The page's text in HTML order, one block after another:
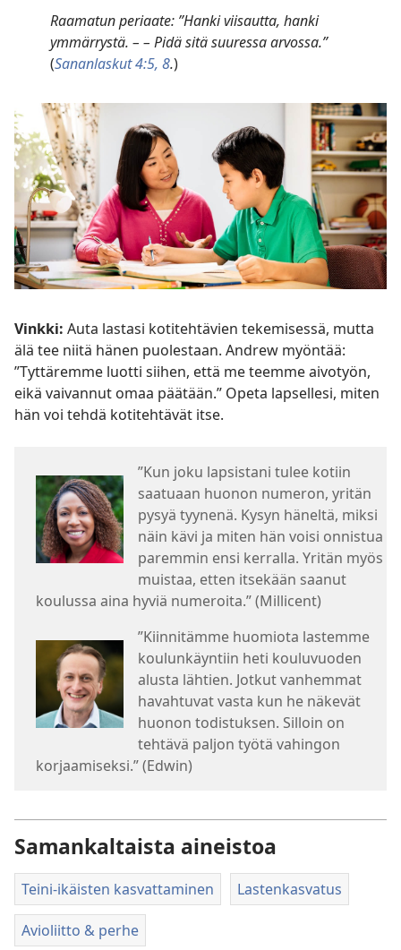
Raamatun periaate: ”Hanki viisautta, hanki
ymmärrystä. – – Pidä sitä suuressa arvossa.”
(Sananlaskut 4:5, 8.)
Vinkki: Auta lastasi kotitehtävien tekemisessä, mutta
älä tee niitä hänen puolestaan. Andrew myöntää:
”Tyttäremme luotti siihen, että me teemme aivotyön,
eikä vaivannut omaa päätään.” Opeta lapsellesi, miten
hän voi tehdä kotitehtävät itse.
”Kun joku lapsistani tulee kotiin
saatuaan huonon numeron, yritän
pysyä tyynenä. Kysyn häneltä, miksi
näin kävi ja miten hän voisi onnistua
paremmin ensi kerralla. Yritän myös
muistaa, etten itsekään saanut
koulussa aina hyviä numeroita.” (Millicent)
”Kiinnitämme huomiota lastemme
koulunkäyntiin heti kouluvuoden
alusta lähtien. Jotkut vanhemmat
havahtuvat vasta kun he näkevät
huonon todistuksen. Silloin on
tehtävä paljon työtä vahingon
korjaamiseksi.” (Edwin)
Samankaltaista aineistoa
Teini-ikäisten kasvattaminen Lastenkasvatus
Avioliitto & perhe